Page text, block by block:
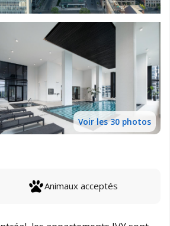
Voir les 30 photos
Animaux acceptés